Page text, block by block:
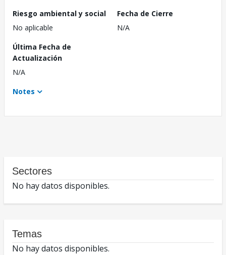
Riesgo ambiental y social
No aplicable
Fecha de Cierre
N/A
Última Fecha de
Actualización
N/A
Notes
Sectores
No hay datos disponibles.
Temas
No hay datos disponibles.